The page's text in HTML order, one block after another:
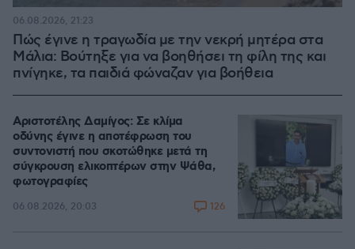
Πώς έγινε η τραγωδία με την νεκρή μητέρα στα
Μάλια: Βούτηξε για να βοηθήσει τη φίλη της και
πνίγηκε, τα παιδιά φώναζαν για βοήθεια
06.08.2026, 21:23
Αριστοτέλης Δαμίγος: Σε κλίμα
οδύνης έγινε η αποτέφρωση του
συντονιστή που σκοτώθηκε μετά τη
σύγκρουση ελικοπτέρων στην Ψάθα,
φωτογραφίες
06.08.2026, 20:03 126